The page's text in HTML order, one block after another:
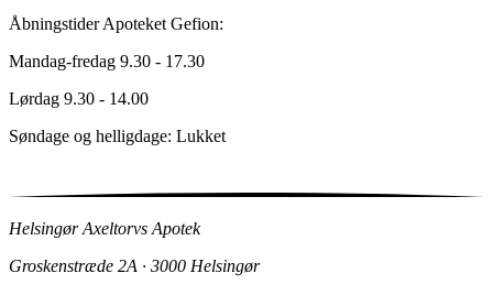
Åbningstider Apoteket Gefion:
Mandag-fredag 9.30 - 17.30
Lørdag 9.30 - 14.00
Søndage og helligdage: Lukket
Helsingør Axeltorvs Apotek
Groskenstræde 2A · 3000 Helsingør